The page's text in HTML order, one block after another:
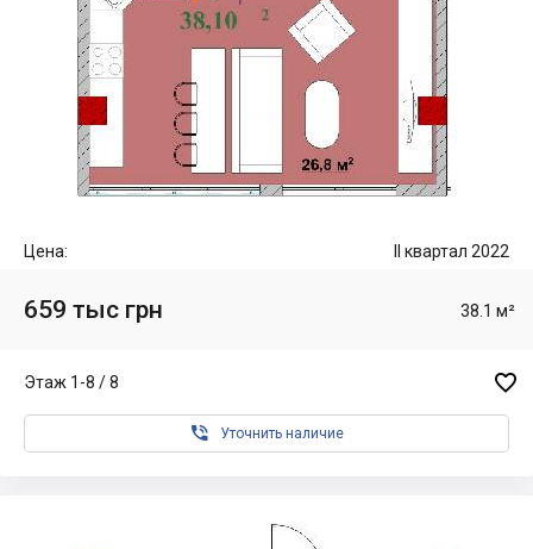
Цена: II квартал 2022
659 тыс грн 38.1 м²
Этаж 1-8 / 8 
 Уточнить наличие